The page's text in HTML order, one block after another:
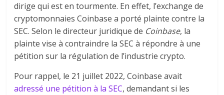
dirige qui est en tourmente. En effet, l’exchange de
cryptomonnaies Coinbase a porté plainte contre la
SEC. Selon le directeur juridique de Coinbase, la
plainte vise à contraindre la SEC à répondre à une
pétition sur la régulation de l’industrie crypto.
Pour rappel, le 21 juillet 2022, Coinbase avait
adressé une pétition à la SEC, demandant si les